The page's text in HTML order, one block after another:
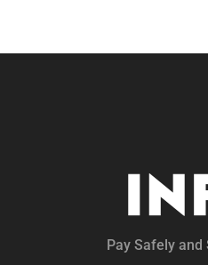
Pay Safely and